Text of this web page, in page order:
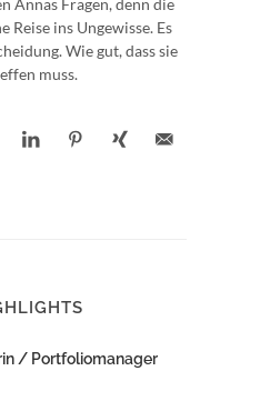
Reise ins Ungewisse. Es
Wie gut, dass sie
muss.
/ Portfoliomanager